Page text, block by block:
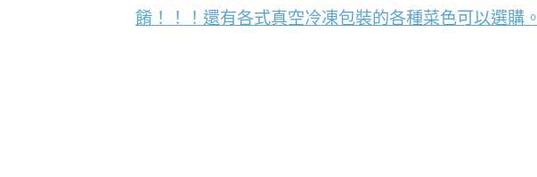
餚！！！還有各式真空冷凍包裝的各種菜色可以選購。